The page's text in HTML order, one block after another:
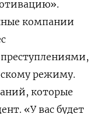
компании
режиму.
которые
«У вас будет